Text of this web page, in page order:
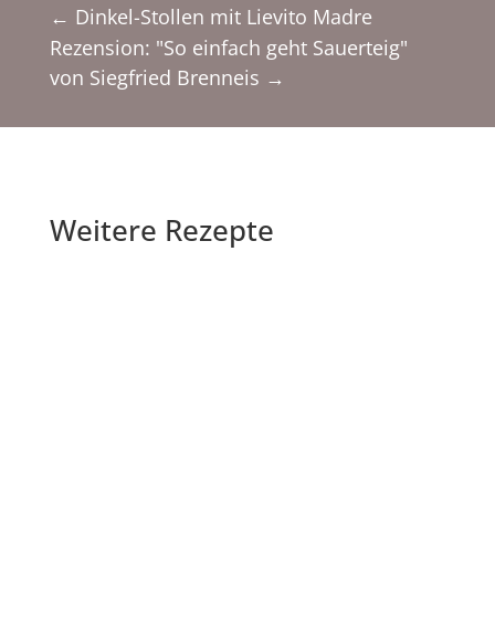
← Dinkel-Stollen mit Lievito Madre
Rezension: "So einfach geht Sauerteig"
von Siegfried Brenneis →
Weitere Rezepte